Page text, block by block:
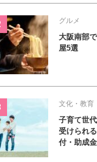
グルメ
大阪南部
屋5選
文化・教育
子育て世
受けられ
付・助成